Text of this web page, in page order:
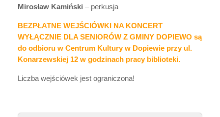
Mirosław Kamiński – perkusja
BEZPŁATNE WEJŚCIÓWKI NA KONCERT
WYŁĄCZNIE DLA SENIORÓW Z GMINY DOPIEWO są
do odbioru w Centrum Kultury w Dopiewie przy ul.
Konarzewskiej 12 w godzinach pracy biblioteki.
Liczba wejściówek jest ograniczona!